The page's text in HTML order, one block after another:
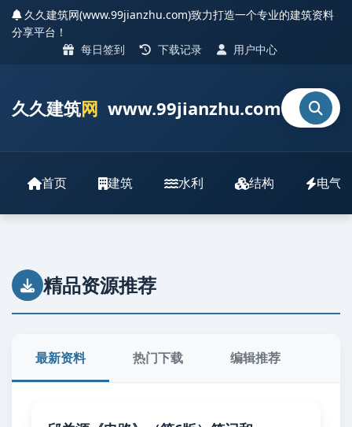
久久建筑网(www.99jianzhu.com)致力打造一个专业的建筑资料
分享平台！
每日签到
下载记录 用户中心
久久建筑网 www.99jianzhu.com
首页 建筑 水利 结构 电气
精品资源推荐
最新资料 热门下载 编辑推荐